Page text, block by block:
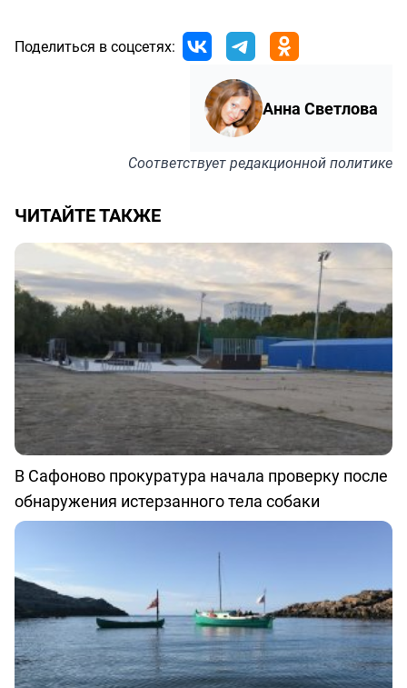
Поделиться в соцсетях:
Анна Светлова
Соответствуетредакционной политике
ЧИТАЙТЕ ТАКЖЕ
В Сафоново прокуратура начала проверку после
обнаружения истерзанного тела собаки